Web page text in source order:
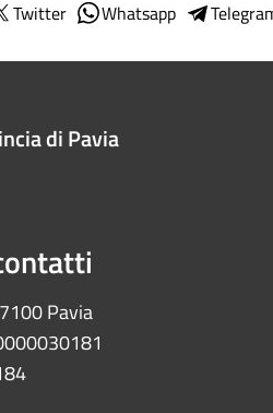
Twitter Whatsapp
di Pavia
Pavia